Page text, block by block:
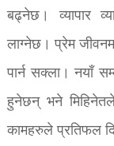
बढ्नेछ। व्यापार
लाग्नेछ। प्रेम
पार्न सक्ला। नयाँ
हुनेछन् भने मिहिनेतले
कामहरुले प्रतिफल